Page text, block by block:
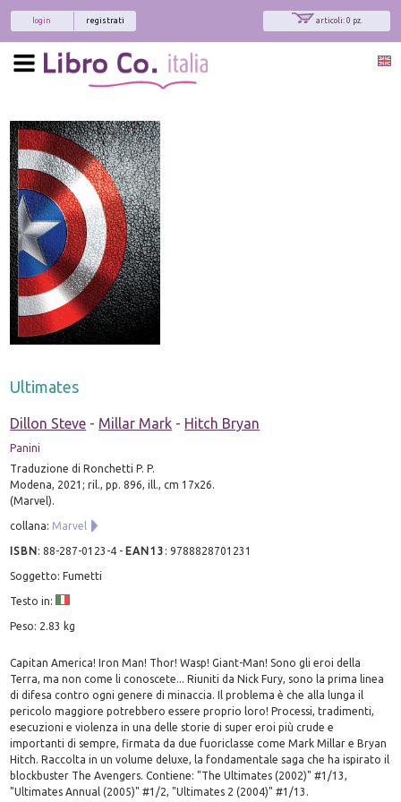
articoli: 0 pz.
registrati
login
Ultimates
Dillon Steve - Millar Mark - Hitch Bryan
Panini
Traduzione di Ronchetti P. P.
Modena, 2021; ril., pp. 896, ill., cm 17x26.
(Marvel).
collana: Marvel
ISBN:88-287-0123-4 - EAN13 :9788828701231
Soggetto: Fumetti
Testo in:
Peso: 2.83 kg
Capitan America! Iron Man! Thor! Wasp! Giant-Man! Sono gli eroi della
Terra, ma non come li conoscete... Riuniti da Nick Fury, sono la prima linea
di difesa contro ogni genere di minaccia. Il problema è che alla lunga il
pericolo maggiore potrebbero essere proprio loro! Processi, tradimenti,
esecuzioni e violenza in una delle storie di super eroi più crude e
importanti di sempre, firmata da due fuoriclasse come Mark Millar e Bryan
Hitch. Raccolta in un volume deluxe, la fondamentale saga che ha ispirato il
blockbuster The Avengers. Contiene: "The Ultimates (2002)" #1/13,
"Ultimates Annual (2005)" #1/2, "Ultimates 2 (2004)" #1/13.